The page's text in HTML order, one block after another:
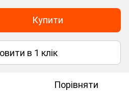
Купити
в 1 клік
Порівняти